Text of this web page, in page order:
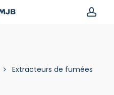
Extracteurs de fumées